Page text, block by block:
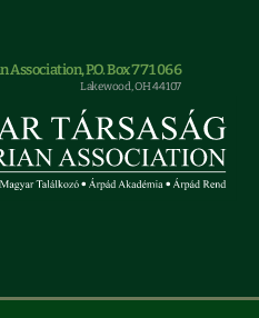
Association, P.O. Box 771066
Lakewood, OH 44107